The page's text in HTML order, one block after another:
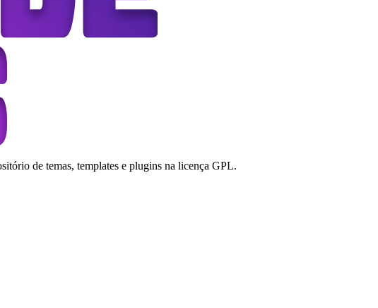
de temas, templates e plugins na licença GPL.